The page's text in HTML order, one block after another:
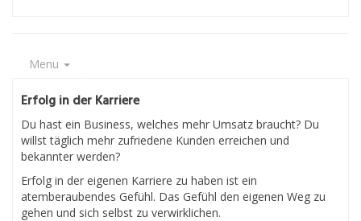
Menu
Erfolg in der Karriere
Du hast ein Business, welches mehr Umsatz braucht? Du
willst täglich mehr zufriedene Kunden erreichen und
bekannter werden?
Erfolg in der eigenen Karriere zu haben ist ein
atemberaubendes Gefühl. Das Gefühl den eigenen Weg zu
gehen und sich selbst zu verwirklichen.